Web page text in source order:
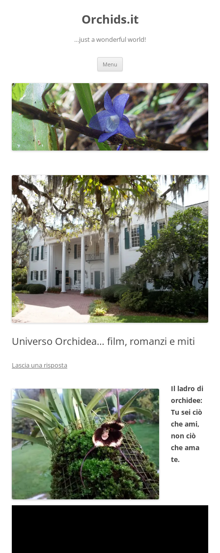
Orchids.it
…just a wonderful world!
Menu
Universo Orchidea… film, romanzi e miti
Lascia una risposta
Il ladro di
orchidee:
Tu sei ciò
che ami,
non ciò
che ama
te.